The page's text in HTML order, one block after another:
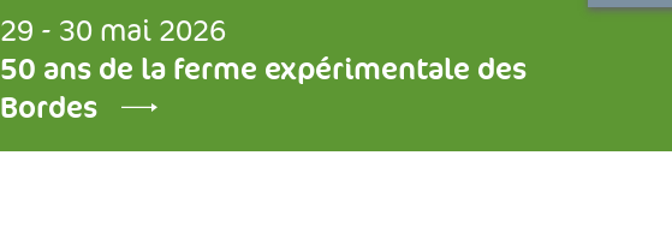
29 - 30 mai 2026
50 ans de la ferme expérimentale des
Bordes